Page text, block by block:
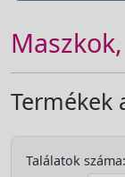
Termékek
Találatok száma: